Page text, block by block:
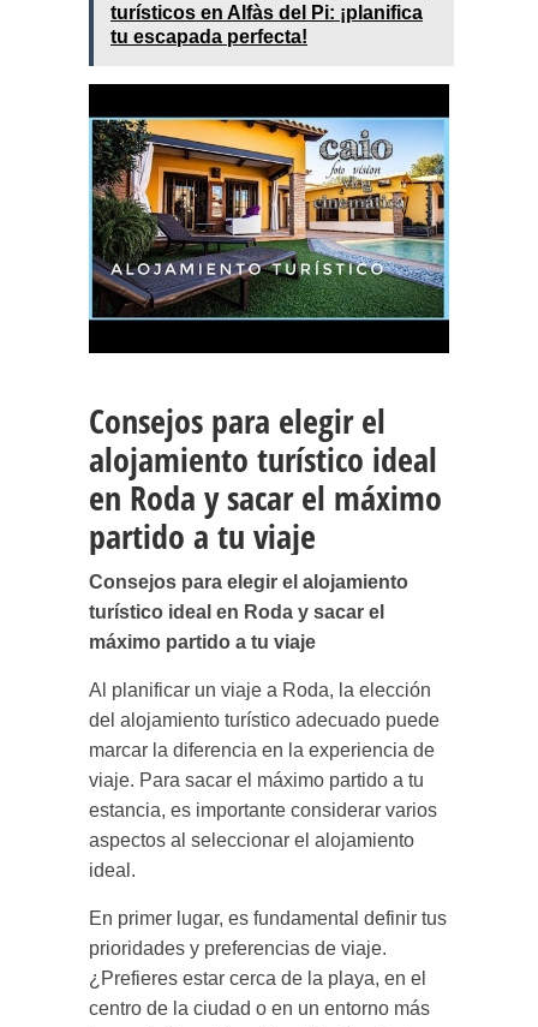
turísticos en Alfàs del Pi: ¡planifica
tu escapada perfecta!
Consejos para elegir el
alojamiento turístico ideal
en Roda y sacar el máximo
partido a tu viaje
Consejos para elegir el alojamiento
turístico ideal en Roda y sacar el
máximo partido a tu viaje
Al planificar un viaje a Roda, la elección
del alojamiento turístico adecuado puede
marcar la diferencia en la experiencia de
viaje. Para sacar el máximo partido a tu
estancia, es importante considerar varios
aspectos al seleccionar el alojamiento
ideal.
En primer lugar, es fundamental definir tus
prioridades y preferencias de viaje.
¿Prefieres estar cerca de la playa, en el
centro de la ciudad o en un entorno más